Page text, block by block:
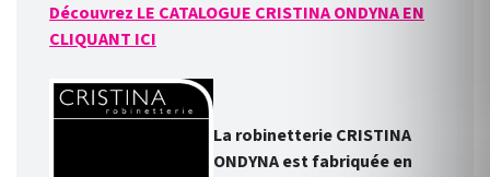
Découvrez LE CATALOGUE CRISTINA ONDYNA EN
CLIQUANT ICI
La robinetterie CRISTINA
ONDYNA est fabriquée en